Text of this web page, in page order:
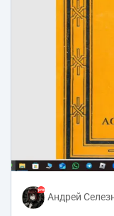
Андрей